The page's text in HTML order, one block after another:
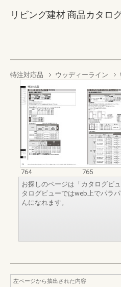
リビング建材 商品カタロ
特注対応品 ウッディーライン
764
765
お探しのページは「カタログビ
タログビューではweb上でパラ
んになれます。
左ページから抽出された内容